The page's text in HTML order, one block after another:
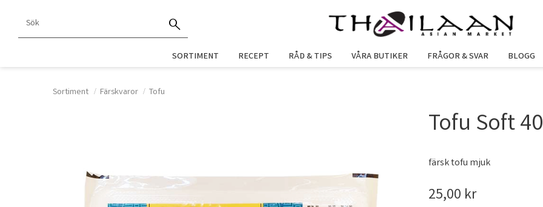
SORTIMENT RECEPT RÅD & TIPS VÅRA BUTIKER FRÅGOR & SVAR BLOGG
Sortiment Färskvaror Tofu
Tofu Soft
färsk tofu mjuk
25,00 kr